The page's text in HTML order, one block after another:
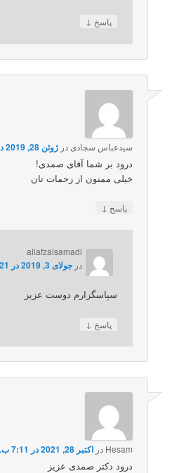
پاسخ ↓
سیدعباس سجادی درژوئن 28, 2019 در 6:10 ب.ظ
درود بر شما آقای صمدی!
خیلی ممنون از زحمات تان
پاسخ ↓
aliafzalsamadi
درجولای 3, 2019 در 8:21 ق.ظ
سپاسگزارم دوست عزیز
پاسخ ↓
Hesam دراکتبر 28, 2021 در 7:11 ب.ظ
درود دکتر صمدی عزیز